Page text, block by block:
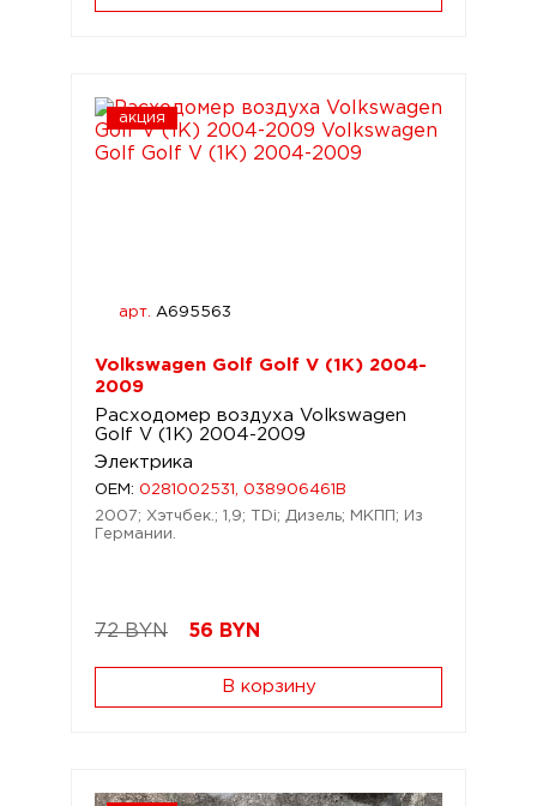
акция
арт. A695563
Volkswagen Golf Golf V (1K) 2004-
2009
Расходомер воздуха Volkswagen
Golf V (1K) 2004-2009
Электрика
OEM: 0281002531, 038906461B
2007; Хэтчбек.; 1,9; TDi; Дизель; МКПП; Из
Германии.
72 BYN 56 BYN
В корзину